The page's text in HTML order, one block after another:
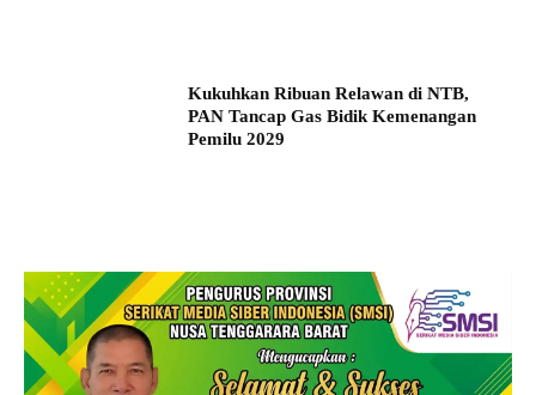
Kukuhkan Ribuan Relawan di NTB,
PAN Tancap Gas Bidik Kemenangan
Pemilu 2029